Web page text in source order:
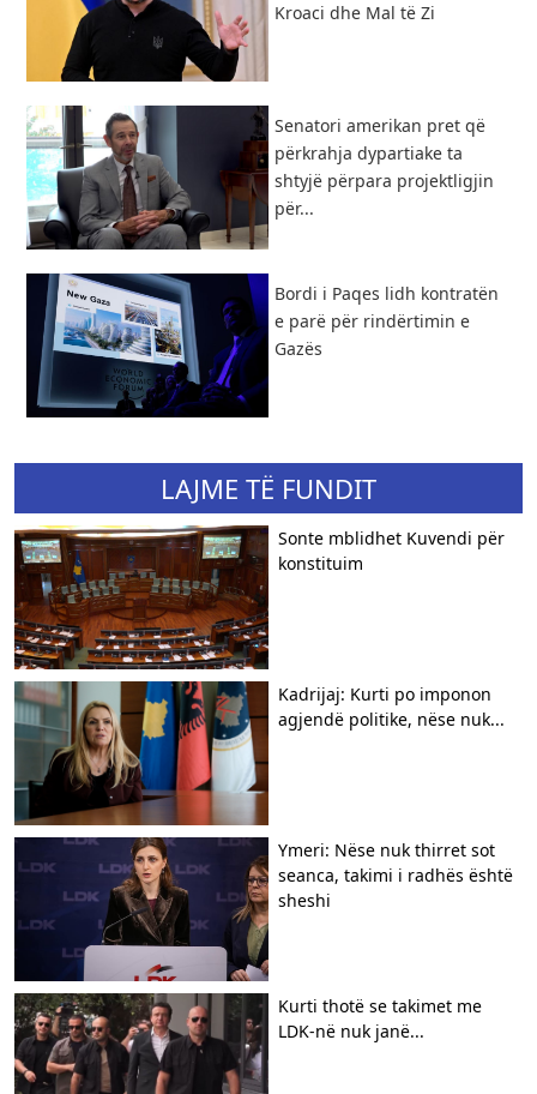
Kroaci dhe Mal të Zi
Senatori amerikan pret që
përkrahja dypartiake ta
shtyjë përpara projektligjin
për...
Bordi i Paqes lidh kontratën
e parë për rindërtimin e
Gazës
LAJME TË FUNDIT
Sonte mblidhet Kuvendi për
konstituim
Kadrijaj: Kurti po imponon
agjendë politike, nëse nuk...
Ymeri: Nëse nuk thirret sot
seanca, takimi i radhës është
sheshi
Kurti thotë se takimet me
LDK-në nuk janë...